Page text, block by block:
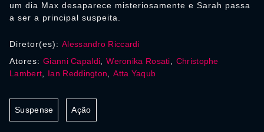
um dia Max desaparece misteriosamente e Sarah passa
a ser a principal suspeita.
Diretor(es): Alessandro Riccardi
Atores: Gianni Capaldi ,Weronika Rosati
Christophe
Lambert
Ian Reddington ,Atta Yaqub
Suspense Ação